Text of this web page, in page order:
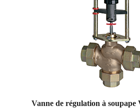
Vanne de régulation à